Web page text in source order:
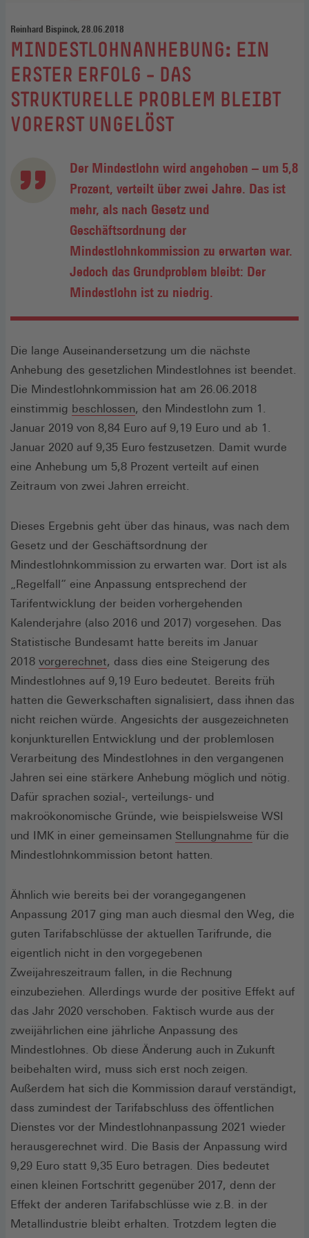
Reinhard Bispinck, 28.06.2018
:
MINDESTLOHNANHEBUNG: EIN
ERSTER ERFOLG – DAS
STRUKTURELLE PROBLEM BLEIBT
VORERST UNGELÖST
Der Mindestlohn wird angehoben – um 5,8
Prozent, verteilt über zwei Jahre. Das ist
mehr, als nach Gesetz und
Geschäftsordnung der
Mindestlohnkommission zu erwarten war.
Jedoch das Grundproblem bleibt: Der
Mindestlohn ist zu niedrig.
Die lange Auseinandersetzung um die nächste
Anhebung des gesetzlichen Mindestlohnes ist beendet.
Die Mindestlohnkommission hat am 26.06.2018
einstimmig beschlossen (Öffnet
in
einem
neuen
Fenster)
, den Mindestlohn zum 1.
Januar 2019 von 8,84 Euro auf 9,19 Euro und ab 1.
Januar 2020 auf 9,35 Euro festzusetzen. Damit wurde
eine Anhebung um 5,8 Prozent verteilt auf einen
Zeitraum von zwei Jahren erreicht.
Dieses Ergebnis geht über das hinaus, was nach dem
Gesetz und der Geschäftsordnung der
Mindestlohnkommission zu erwarten war. Dort ist als
„Regelfall“ eine Anpassung entsprechend der
Tarifentwicklung der beiden vorhergehenden
Kalenderjahre (also 2016 und 2017) vorgesehen. Das
Statistische Bundesamt hatte bereits im Januar
2018 vorgerechnet (Öffnet
in
einem
neuen
Fenster)
, dass dies eine Steigerung des
Mindestlohnes auf 9,19 Euro bedeutet. Bereits früh
hatten die Gewerkschaften signalisiert, dass ihnen das
nicht reichen würde. Angesichts der ausgezeichneten
konjunkturellen Entwicklung und der problemlosen
Verarbeitung des Mindestlohnes in den vergangenen
Jahren sei eine stärkere Anhebung möglich und nötig.
Dafür sprachen sozial-, verteilungs- und
makroökonomische Gründe, wie beispielsweise WSI
und IMK in einer gemeinsamen Stellungnahme (Öffnet
Fenster)
für die
Mindestlohnkommission betont hatten.
Ähnlich wie bereits bei der vorangegangenen
Anpassung 2017 ging man auch diesmal den Weg, die
guten Tarifabschlüsse der aktuellen Tarifrunde, die
eigentlich nicht in den vorgegebenen
Zweijahreszeitraum fallen, in die Rechnung
einzubeziehen. Allerdings wurde der positive Effekt auf
das Jahr 2020 verschoben. Faktisch wurde aus der
zweijährlichen eine jährliche Anpassung des
Mindestlohnes. Ob diese Änderung auch in Zukunft
beibehalten wird, muss sich erst noch zeigen.
Außerdem hat sich die Kommission darauf verständigt,
dass zumindest der Tarifabschluss des öffentlichen
Dienstes vor der Mindestlohnanpassung 2021 wieder
herausgerechnet wird. Die Basis der Anpassung wird
9,29 Euro statt 9,35 Euro betragen. Dies bedeutet
einen kleinen Fortschritt gegenüber 2017, denn der
Effekt der anderen Tarifabschlüsse wie z.B. in der
Metallindustrie bleibt erhalten. Trotzdem legten die